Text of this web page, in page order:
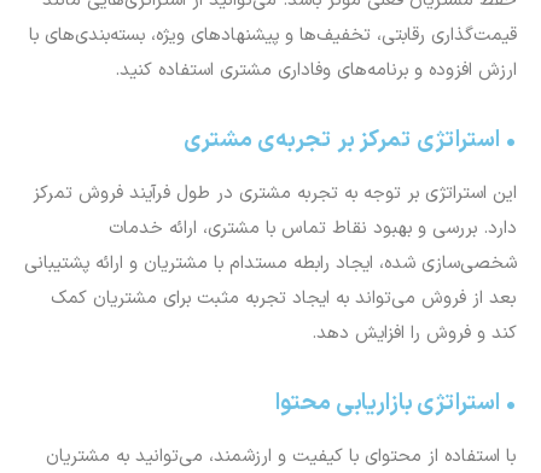
قیمت‌گذاری رقابتی، تخفیف‌ها و پیشنهادهای ویژه، بسته‌بندی‌های با
ارزش افزوده و برنامه‌های وفاداری مشتری استفاده کنید.
• استراتژی تمرکز بر تجربه‌ی مشتری
این استراتژی بر توجه به تجربه مشتری در طول فرآیند فروش تمرکز
دارد. بررسی و بهبود نقاط تماس با مشتری، ارائه خدمات
شخصی‌سازی شده، ایجاد رابطه مستدام با مشتریان و ارائه پشتیبانی
بعد از فروش می‌تواند به ایجاد تجربه مثبت برای مشتریان کمک
کند و فروش را افزایش دهد.
• استراتژی بازاریابی محتوا
با استفاده از محتوای با کیفیت و ارزشمند، می‌توانید به مشتریان